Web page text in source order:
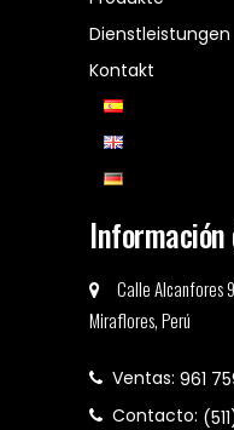
Dienstleistungen
Kontakt
Calle Alcanfores
Miraflores, Perú
Ventas: 961
Contacto: